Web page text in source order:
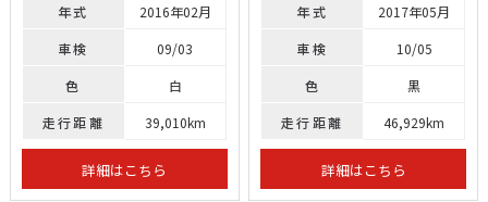
年式
2016年02月
車検
09/03
色
白
走行距離
39,010km
詳細はこちら
年式
2017年05月
車検
10/05
色
黒
走行距離
46,929km
詳細はこちら